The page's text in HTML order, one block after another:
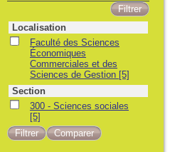
Localisation
Faculté des Sciences
Économiques
Commerciales et des
Sciences de Gestion [5]
Section
300 - Sciences sociales
[5]